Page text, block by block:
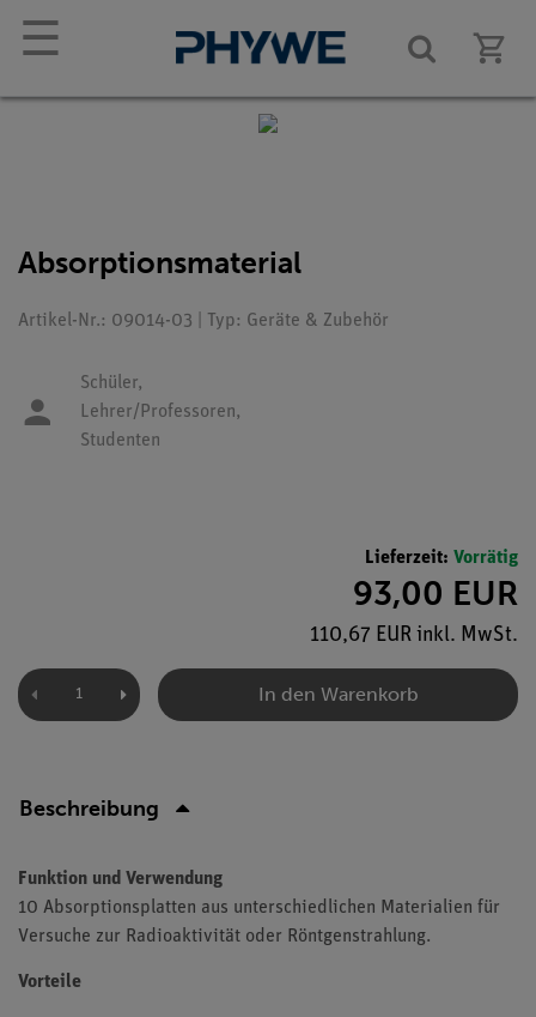
☰
Absorptionsmaterial
Artikel-Nr.: 09014-03 | Typ: Geräte & Zubehör
Schüler,
Lehrer/Professoren,
Studenten
Lieferzeit: Vorrätig
93,00 EUR
110,67 EUR inkl. MwSt.
In den Warenkorb
Beschreibung
Funktion und Verwendung
10 Absorptionsplatten aus unterschiedlichen Materialien für
Versuche zur Radioaktivität oder Röntgenstrahlung.
Vorteile